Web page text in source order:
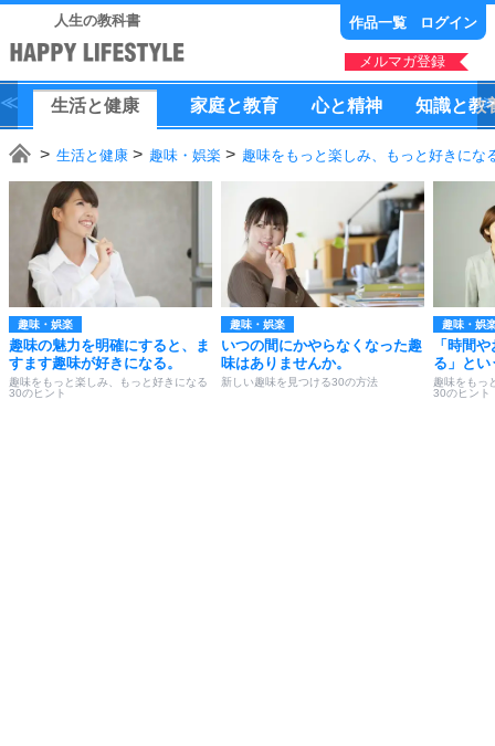
人生の教科書 作品一覧 ログイン
メルマガ登録
生活と健康 家庭と教育 心と精神 知識と教
生活と健康 趣味・娯楽 趣味をもっと楽しみ、もっと好きにな
趣味・娯楽
趣味の魅力を明確にすると、ま
すます趣味が好きになる。
趣味をもっと楽しみ、もっと好きになる
30のヒント
趣味・娯楽
いつの間にかやらなくなった趣
味はありませんか。
新しい趣味を見つける30の方法
趣味・娯
「時間
る」とい
趣味をもっ
30のヒント